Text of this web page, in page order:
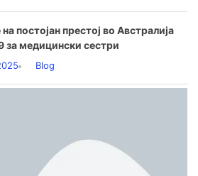
постојан престој во Австралија
за медицински сестри
Blog